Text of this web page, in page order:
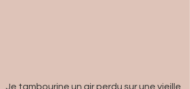
Je tambourine un air perdu sur une vieille